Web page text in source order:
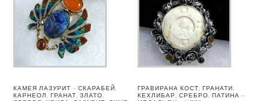
КАМЕЯ ЛАЗУРИТ – СКАРАБЕЙ,
КАРНЕОЛ, ГРАНАТ, ЗЛАТО,
ГРАВИРАНА КОСТ, ГРАНАТИ,
КЕХЛИБАР, СРЕБРО, ПАТИНА –